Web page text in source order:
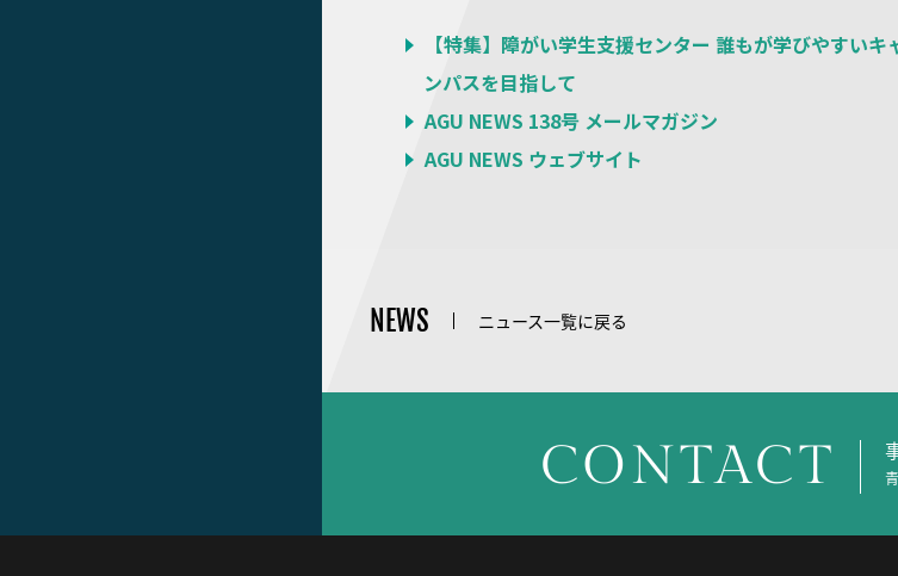
【特集】障がい学生支援センター 誰もが学びやすいキ
ンパスを目指して
AGU NEWS 138号 メールマガジン
AGU NEWS ウェブサイト
NEWS ニュース一覧に戻る
CONTACT